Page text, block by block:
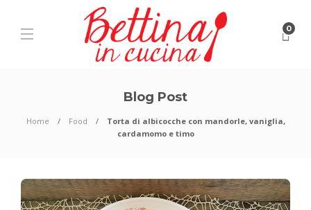
0
Blog Post
Home Food
Torta di albicocche con mandorle, vaniglia,
cardamomo e timo